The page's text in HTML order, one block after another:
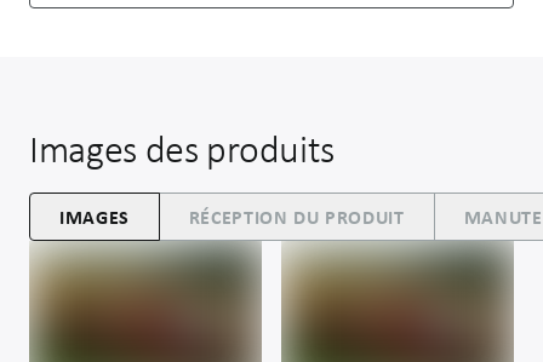
Images des produits
IMAGES RÉCEPTION DU PRODUIT